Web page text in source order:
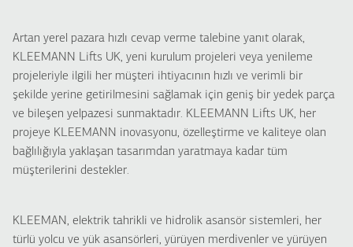
Artan yerel pazara hızlı cevap verme talebine yanıt olarak,
KLEEMANN Lifts UK, yeni kurulum projeleri veya yenileme
projeleriyle ilgili her müşteri ihtiyacının hızlı ve verimli bir
şekilde yerine getirilmesini sağlamak için geniş bir yedek parça
ve bileşen yelpazesi sunmaktadır. KLEEMANN Lifts UK, her
projeye KLEEMANN inovasyonu, özelleştirme ve kaliteye olan
bağlılığıyla yaklaşan tasarımdan yaratmaya kadar tüm
müşterilerini destekler.
KLEEMAN, elektrik tahrikli ve hidrolik asansör sistemleri, her
türlü yolcu ve yük asansörleri, yürüyen merdivenler ve yürüyen